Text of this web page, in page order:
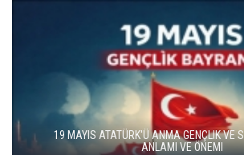
ANMA GENÇLIK VE SPOR BAYRAMI,
ANLAMI VE ÖNEMI